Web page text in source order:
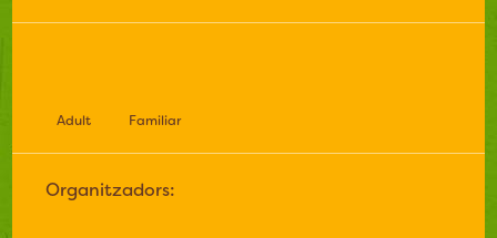
Adult Familiar
Organitzadors: